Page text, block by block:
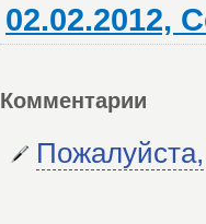
02.02.2012,
Комментарии